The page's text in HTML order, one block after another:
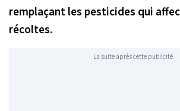
remplaçant les pesticides qui
récoltes.
La suite après cette publicité